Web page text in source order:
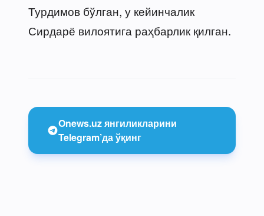
Турдимов бўлган, у кейинчалик
Сирдарё вилоятига раҳбарлик қилган.
Onews.uz янгиликларини
Telegram’да ўқинг